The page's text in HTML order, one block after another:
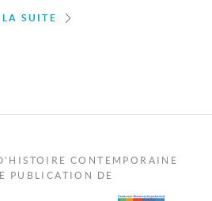
LA SUITE
CONTEMPORAINE
PUBLICATION DE